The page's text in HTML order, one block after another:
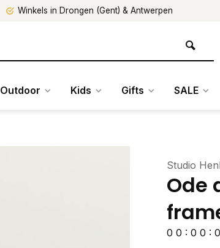
Winkels in Drongen (Gent) & Antwerpen
Outdoor Kids Gifts SALE
Studio
Ode
0 0 : 0 0 : 0